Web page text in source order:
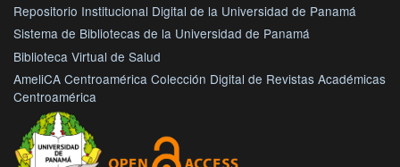
Repositorio Institucional Digital de la Universidad de Panamá
Sistema de Bibliotecas de la Universidad de Panamá
Biblioteca Virtual de Salud
AmeliCA Centroamérica Colección Digital de Revistas Académicas
Centroamérica